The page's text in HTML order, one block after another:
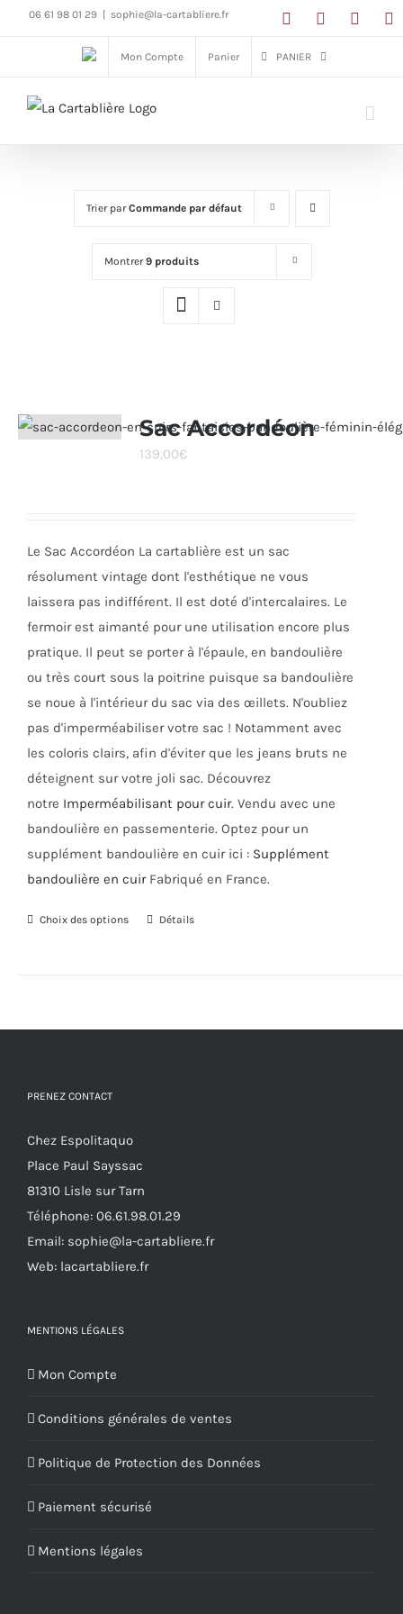
Passer06 61 98 01 29 sophie@la-cartabliere.fr
Mon Compte Panier PANIER
Trier parCommande par défaut
Montrer9 produits
Sac Accordéon
139,00€
Le Sac Accordéon La cartablière est un sac
résolument vintage dont l'esthétique ne vous
laissera pas indifférent. Il est doté d'intercalaires. Le
fermoir est aimanté pour une utilisation encore plus
pratique. Il peut se porter à l'épaule, en bandoulière
ou très court sous la poitrine puisque sa bandoulière
se noue à l'intérieur du sac via des œillets. N'oubliez
pas d'imperméabiliser votre sac ! Notamment avec
les coloris clairs, afin d'éviter que les jeans bruts ne
déteignent sur votre joli sac. Découvrez
notre Imperméabilisant pour cuir. Vendu avec une
bandoulière en passementerie. Optez pour un
supplément bandoulière en cuir ici : Supplément
bandoulière en cuirFabriqué en France.
Choix des options
Ce
page
du
produit
Détails
PRENEZ CONTACT
Chez Espolitaquo
Place Paul Sayssac
81310 Lisle sur Tarn
Téléphone: 06.61.98.01.29
Email: sophie@la-cartabliere.fr
Web: lacartabliere.fr
MENTIONS LÉGALES
Mon Compte
Conditions générales de ventes
Politique de Protection des Données
Paiement sécurisé
Mentions légales